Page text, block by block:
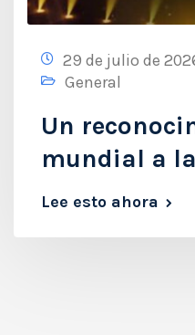
29 de julio de
General
Un
mundial a
Lee esto ahora